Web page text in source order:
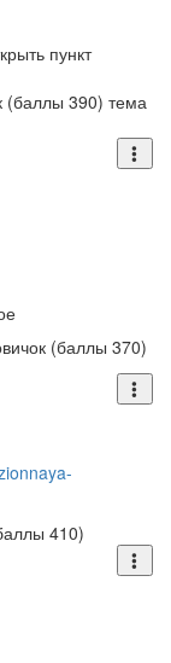
пункт
(баллы 390) тема
(баллы 370)
410)